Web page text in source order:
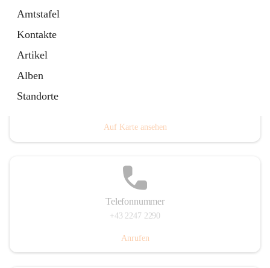
Amtstafel
Kontakte
Artikel
Alben
Standorte
Auf Karte ansehen
Telefonnummer
+43 2247 2290
Anrufen